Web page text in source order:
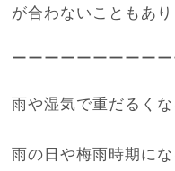
が合わないこともあり
ーーーーーーーーー
雨や湿気で重だるく
雨の日や梅雨時期にな